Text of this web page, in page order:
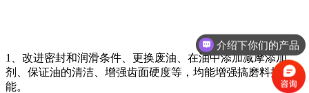
1、改进密封和润滑条件、更换废油、在油中添加减摩添加
剂、保证油的清洁、增强齿面硬度等，均能增强搞磨料损坏功
能。
介绍下你们的产品